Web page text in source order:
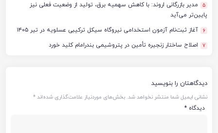
5
مدیر بازرگانی اروند: با کاهش سهمیه برق، تولید از وضعیت فعلی نیز
پایین‌تر می‌آید
6 آغاز ثبت‌نام آزمون استخدامی نیروگاه سیکل ترکیبی عسلویه در تیر ۱۴۰۵
7 اصلاح ساختار زنجیره تأمین در پتروشیمی بندرامام کلید خورد
دیدگاهتان را بنویسید
نشانی ایمیل شما منتشر نخواهد شد. بخش‌های موردنیاز علامت‌گذاری شده‌اند*
دیدگاه *